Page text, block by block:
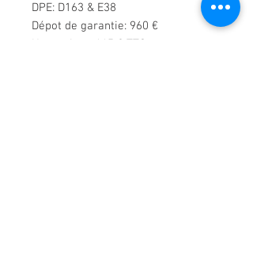
DPE: D163 & E38
Dépot de garantie: 960 €
Honoraires: 465 € TTC